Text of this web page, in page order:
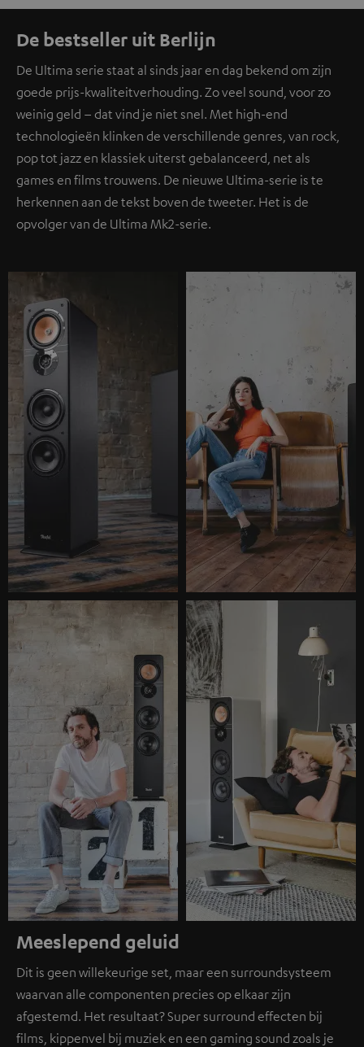
De bestseller uit Berlijn
De Ultima serie staat al sinds jaar en dag bekend om zijn
goede prijs-kwaliteitverhouding. Zo veel sound, voor zo
weinig geld – dat vind je niet snel. Met high-end
technologieën klinken de verschillende genres, van rock,
pop tot jazz en klassiek uiterst gebalanceerd, net als
games en films trouwens. De nieuwe Ultima-serie is te
herkennen aan de tekst boven de tweeter. Het is de
opvolger van de Ultima Mk2-serie.
Meeslepend geluid
Dit is geen willekeurige set, maar een surroundsysteem
waarvan alle componenten precies op elkaar zijn
afgestemd. Het resultaat? Super surround effecten bij
films, kippenvel bij muziek en een gaming sound zoals je